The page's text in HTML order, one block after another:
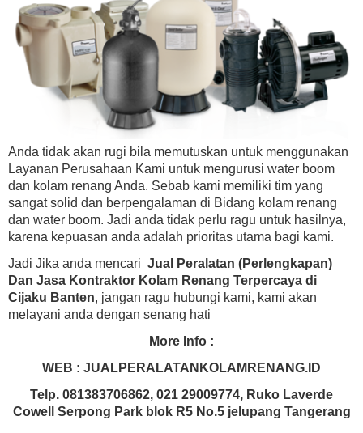
Anda tidak akan rugi bila memutuskan untuk menggunakan
Layanan Perusahaan Kami untuk mengurusi water boom
dan kolam renang Anda. Sebab kami memiliki tim yang
sangat solid dan berpengalaman di Bidang kolam renang
dan water boom. Jadi anda tidak perlu ragu untuk hasilnya,
karena kepuasan anda adalah prioritas utama bagi kami.
Jadi Jika anda mencari Jual Peralatan (Perlengkapan)
Dan Jasa Kontraktor Kolam Renang Terpercaya di
Cijaku Banten, jangan ragu hubungi kami, kami akan
melayani anda dengan senang hati
More Info :
WEB : JUALPERALATANKOLAMRENANG.ID
Telp. 081383706862, 021 29009774, Ruko Laverde
Cowell Serpong Park blok R5 No.5 jelupang Tangerang